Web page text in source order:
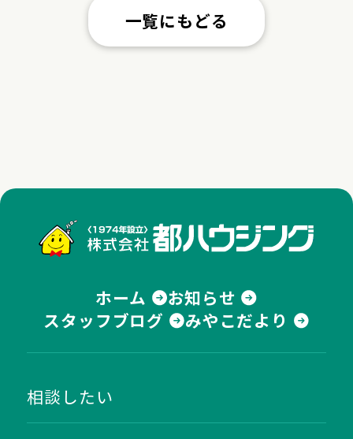
一覧にもどる
ホーム
お知らせ
スタッフブログ
みやこだより
相談したい